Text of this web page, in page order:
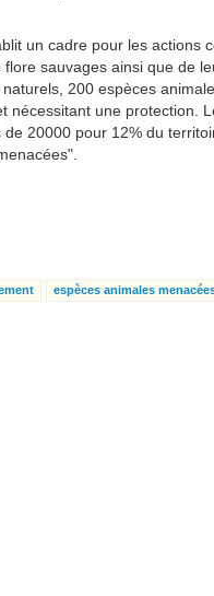
un cadre pour les actions
sauvages ainsi que de
200 espèces
nécessitant une protection.
20000 pour 12% du
espèces animales